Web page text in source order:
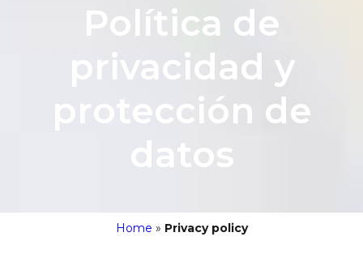
Política de
privacidad y
protección de
datos
Home » Privacy policy